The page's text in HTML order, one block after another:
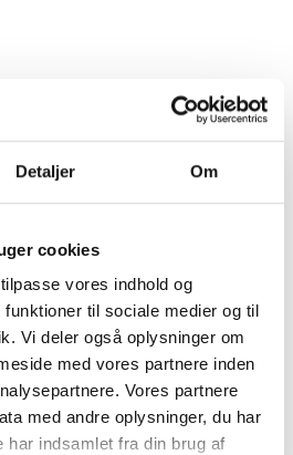
Detaljer Om
cookies
vores indhold og
til sociale medier og til
Vi deler også oplysninger om
med vores partnere inden
Vores partnere
med andre oplysninger, du har
har indsamlet fra din brug af
konsulent
Tlf: 53 73 15 59
mel@bl.dk